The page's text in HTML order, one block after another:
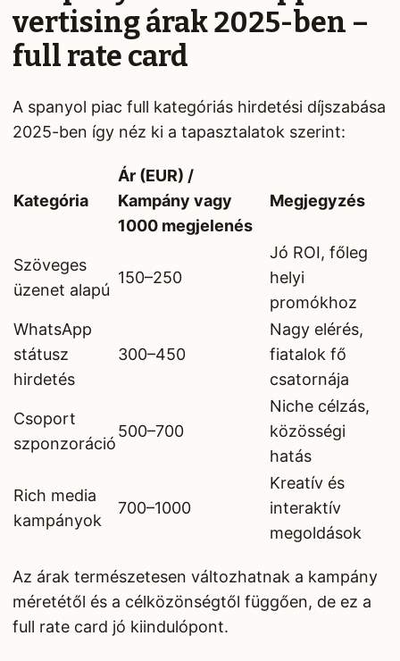
vertising árak 2025-ben –
full rate card
A spanyol piac full kategóriás hirdetési díjszabása
2025-ben így néz ki a tapasztalatok szerint:
Kategória
Ár (EUR) /
Kampány vagy
1000 megjelenés
Megjegyzés
Szöveges
üzenet alapú
150–250
Jó ROI, főleg
helyi
promókhoz
WhatsApp
státusz
hirdetés
300–450
Nagy elérés,
fiatalok fő
csatornája
Csoport
szponzoráció
500–700
Niche célzás,
közösségi
hatás
Rich media
kampányok
700–1000
Kreatív és
interaktív
megoldások
Az árak természetesen változhatnak a kampány
méretétől és a célközönségtől függően, de ez a
full rate card jó kiindulópont.